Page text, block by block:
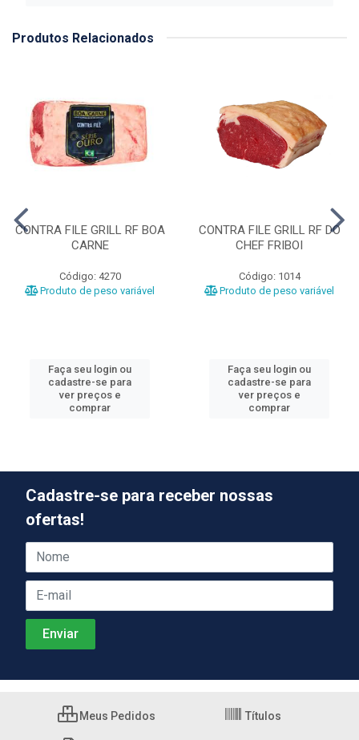
Produtos Relacionados
CONTRA FILE GRILL RF BOA
CARNE
Código: 4270
Produto de peso variável
Faça seu login ou
cadastre-se para
ver preços e
comprar
CONTRA FILE GRILL RF DO
CHEF FRIBOI
Código: 1014
Produto de peso variável
Faça seu login ou
cadastre-se para
ver preços e
comprar
Cadastre-se para receber nossas
ofertas!
Meus Pedidos Títulos